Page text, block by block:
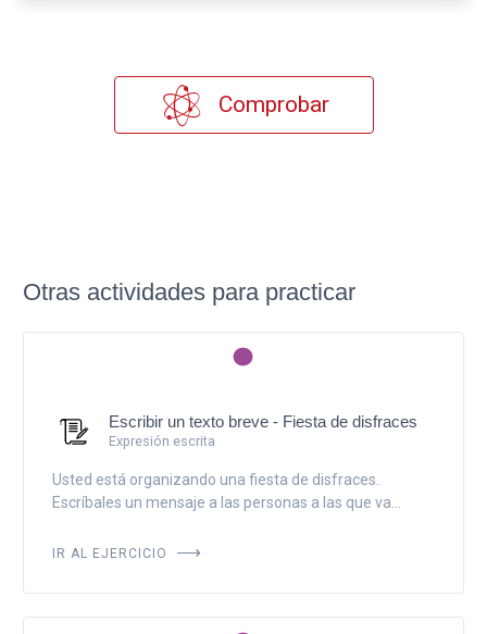
Comprobar
Otras actividades para practicar
Escribir un texto breve - Fiesta de disfraces
Expresión escrita
Usted está organizando una fiesta de disfraces.
Escríbales un mensaje a las personas a las que va...
IR AL EJERCICIO